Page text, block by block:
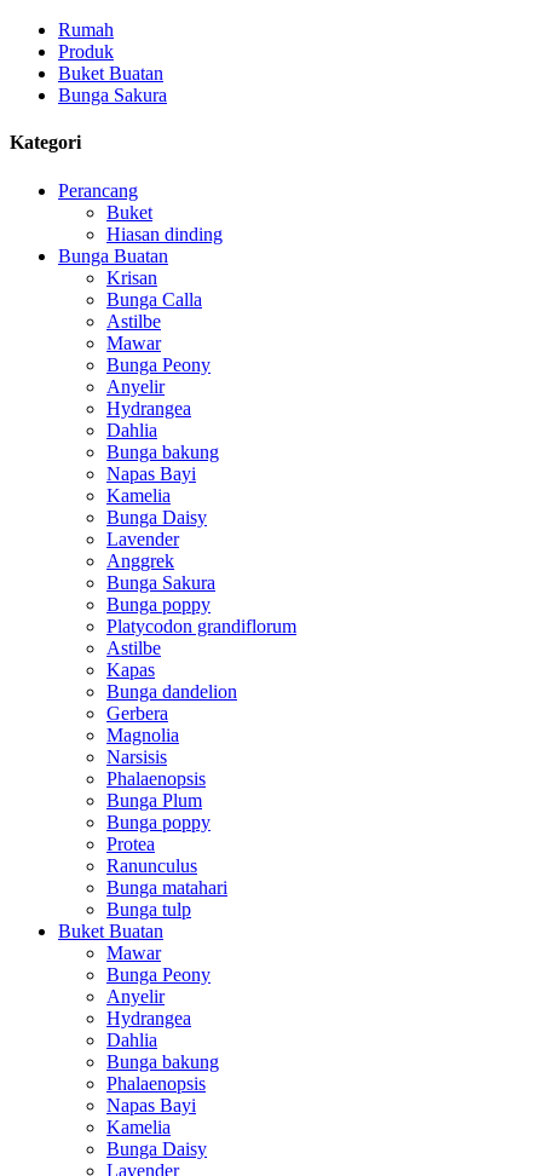
Rumah
Produk
Buket Buatan
Bunga Sakura
Kategori
Perancang
Buket
Hiasan dinding
Bunga Buatan
Krisan
Bunga Calla
Astilbe
Mawar
Bunga Peony
Anyelir
Hydrangea
Dahlia
Bunga bakung
Napas Bayi
Kamelia
Bunga Daisy
Lavender
Anggrek
Bunga Sakura
Bunga poppy
Platycodon grandiflorum
Astilbe
Kapas
Bunga dandelion
Gerbera
Magnolia
Narsisis
Phalaenopsis
Bunga Plum
Bunga poppy
Protea
Ranunculus
Bunga matahari
Bunga tulp
Buket Buatan
Mawar
Bunga Peony
Anyelir
Hydrangea
Dahlia
Bunga bakung
Phalaenopsis
Napas Bayi
Kamelia
Bunga Daisy
Lavender